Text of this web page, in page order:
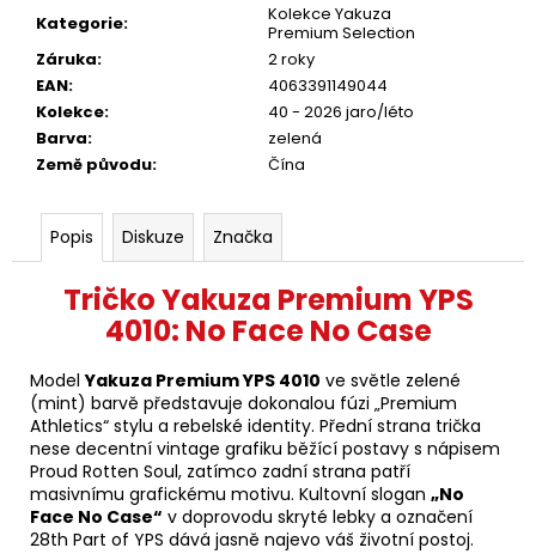
Kategorie:
Kolekce Yakuza
Premium Selection
Záruka:
2 roky
EAN:
4063391149044
Kolekce:
40 - 2026 jaro/léto
Barva:
zelená
Země původu: Čína
Popis Diskuze Značka
Tričko Yakuza Premium YPS
4010: No Face No Case
ModelYakuza Premium YPS 4010 ve světle zelené
(mint) barvě představuje dokonalou fúzi „Premium
Athletics“ stylu a rebelské identity. Přední strana trička
nese decentní vintage grafiku běžící postavy s nápisem
Proud Rotten Soul, zatímco zadní strana patří
masivnímu grafickému motivu. Kultovní slogan „No
Face No Case“ v doprovodu skryté lebky a označení
28th Part of YPS dává jasně najevo váš životní postoj.
749
Kč
Původně:
848
Kč